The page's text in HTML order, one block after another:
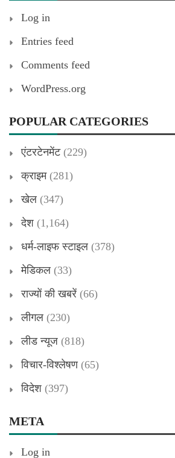
Log in
Entries feed
Comments feed
WordPress.org
POPULAR CATEGORIES
एंटरटेनमेंट(229)
क्राइम(281)
खेल (347)
देश (1,164)
धर्म-लाइफ स्टाइल (378)
मेडिकल (33)
राज्यों की खबरें (66)
लीगल (230)
लीड न्यूज (818)
विचार-विश्लेषण(65)
विदेश (397)
META
Log in